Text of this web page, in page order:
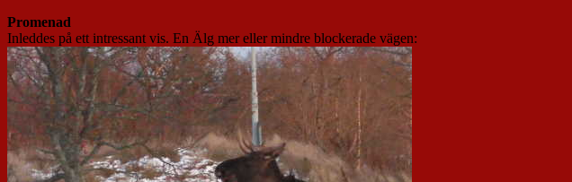
Promenad
Inleddes på ett intressant vis. En Älg mer eller mindre blockerade vägen: